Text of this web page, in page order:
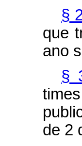
§
que
ano
§
de 2